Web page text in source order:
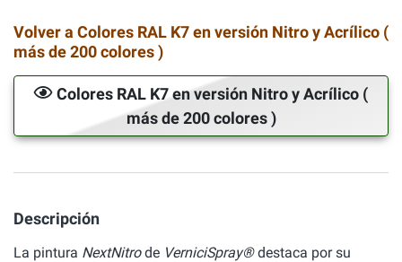
Volver a Colores RAL K7 en versión Nitro y Acrílico (
más de 200 colores )
Colores RAL K7 en versión Nitro y Acrílico (
más de 200 colores )
Descripción
La pintura NextNitrode VerniciSpray®destaca por su